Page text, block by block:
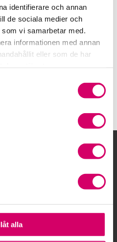
identifierare och annan
de sociala medier och
vi samarbetar med.
informationen med annan
eller som de har
alla
Srf